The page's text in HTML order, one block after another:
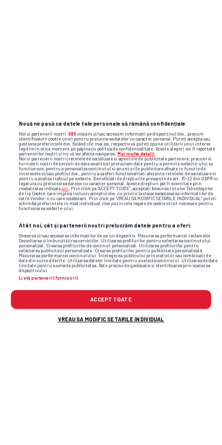
Nouă ne pasă ca datele tale personale să rămână confidențiale
Noi și partenerii noștri 589 stocăm și/sau accesăm informații pe dispozitivul dvs., precum
identificatorii cookie unici pentru prelucrarea datelor cu caracter personal. Puteți accepta sau
gestiona preferințele dvs. făcând clic mai jos, respectiv vă puteți opune utilizării unui interes
legitim în orice moment pe pagina cu politica de confidențialitate. Aceste alegeri vor fi raportate
partenerilor noștri și nu vă vor afecta navigarea. Mai multe detalii
Noi si partenerii nostri (retelele de socializare si agentiile de publicitate partenere, precum si
furnizorii nostri de servicii de date analitice) prelucram date pentru a permite website-ului sa
functioneze, pentru a personaliza continutul si anunturile publicitare afisate in functie de
interesele si/sau profilul dvs., pentru a va oferi functionalitati aferente retelelor de socializare si
pentru a analiza traficul pe website. Beneficiati de drepturile prevazute de art. 15-22 din GDPR in
legatura cu prelucrarea datelor cu caracter personal. Aceste drepturi pot fi exercitate prin
modalitatea indicataaici
. Prin click pe “ACCEPT TOATE”, acceptati folosirea tuturor Tehnologiilor
de tip Cookie, care implica inclusiv acceptul dvs. cu privire la stocarea/accesarea informatiilor de
catre Vendor-ii cu care colaboram. Prin click pe “VREAU SA MODIFIC SETARILE INDIVIDUAL” puteti
schimba preferintele in mod individual, mai putin cele legate de cookie strict necesare pentru
functionarea website-ului.
Atât noi, cât și partenerii noștri prelucrăm datele pentru a oferi:
Stocarea și/sau accesarea informațiilor de pe un dispozitiv. Măsurarea performanței reclamelor.
Dezvoltarea și îmbunătățirea serviciilor. Utilizarea profilurilor pentru selectarea conținutului
personalizat. Crearea profilurilor de conținut personalizat. Utilizarea profilurilor pentru
selectarea publicității personalizate. Crearea profilurilor pentru publicitate personalizată.
Măsurarea performanței conținutului. Înțelegerea publicului prin statistici sau combinații de
date din surse diferite. Utilizarea datelor limitate pentru a selecta conținutul. Utilizarea de date
limitate pentru a selecta publicitatea. Date precise de geolocație și identificarea prin scanarea
dispozitivului.
Listă parteneri (furnizori)
ACCEPT TOATE
VREAU SA MODIFIC SETARILE INDIVIDUAL